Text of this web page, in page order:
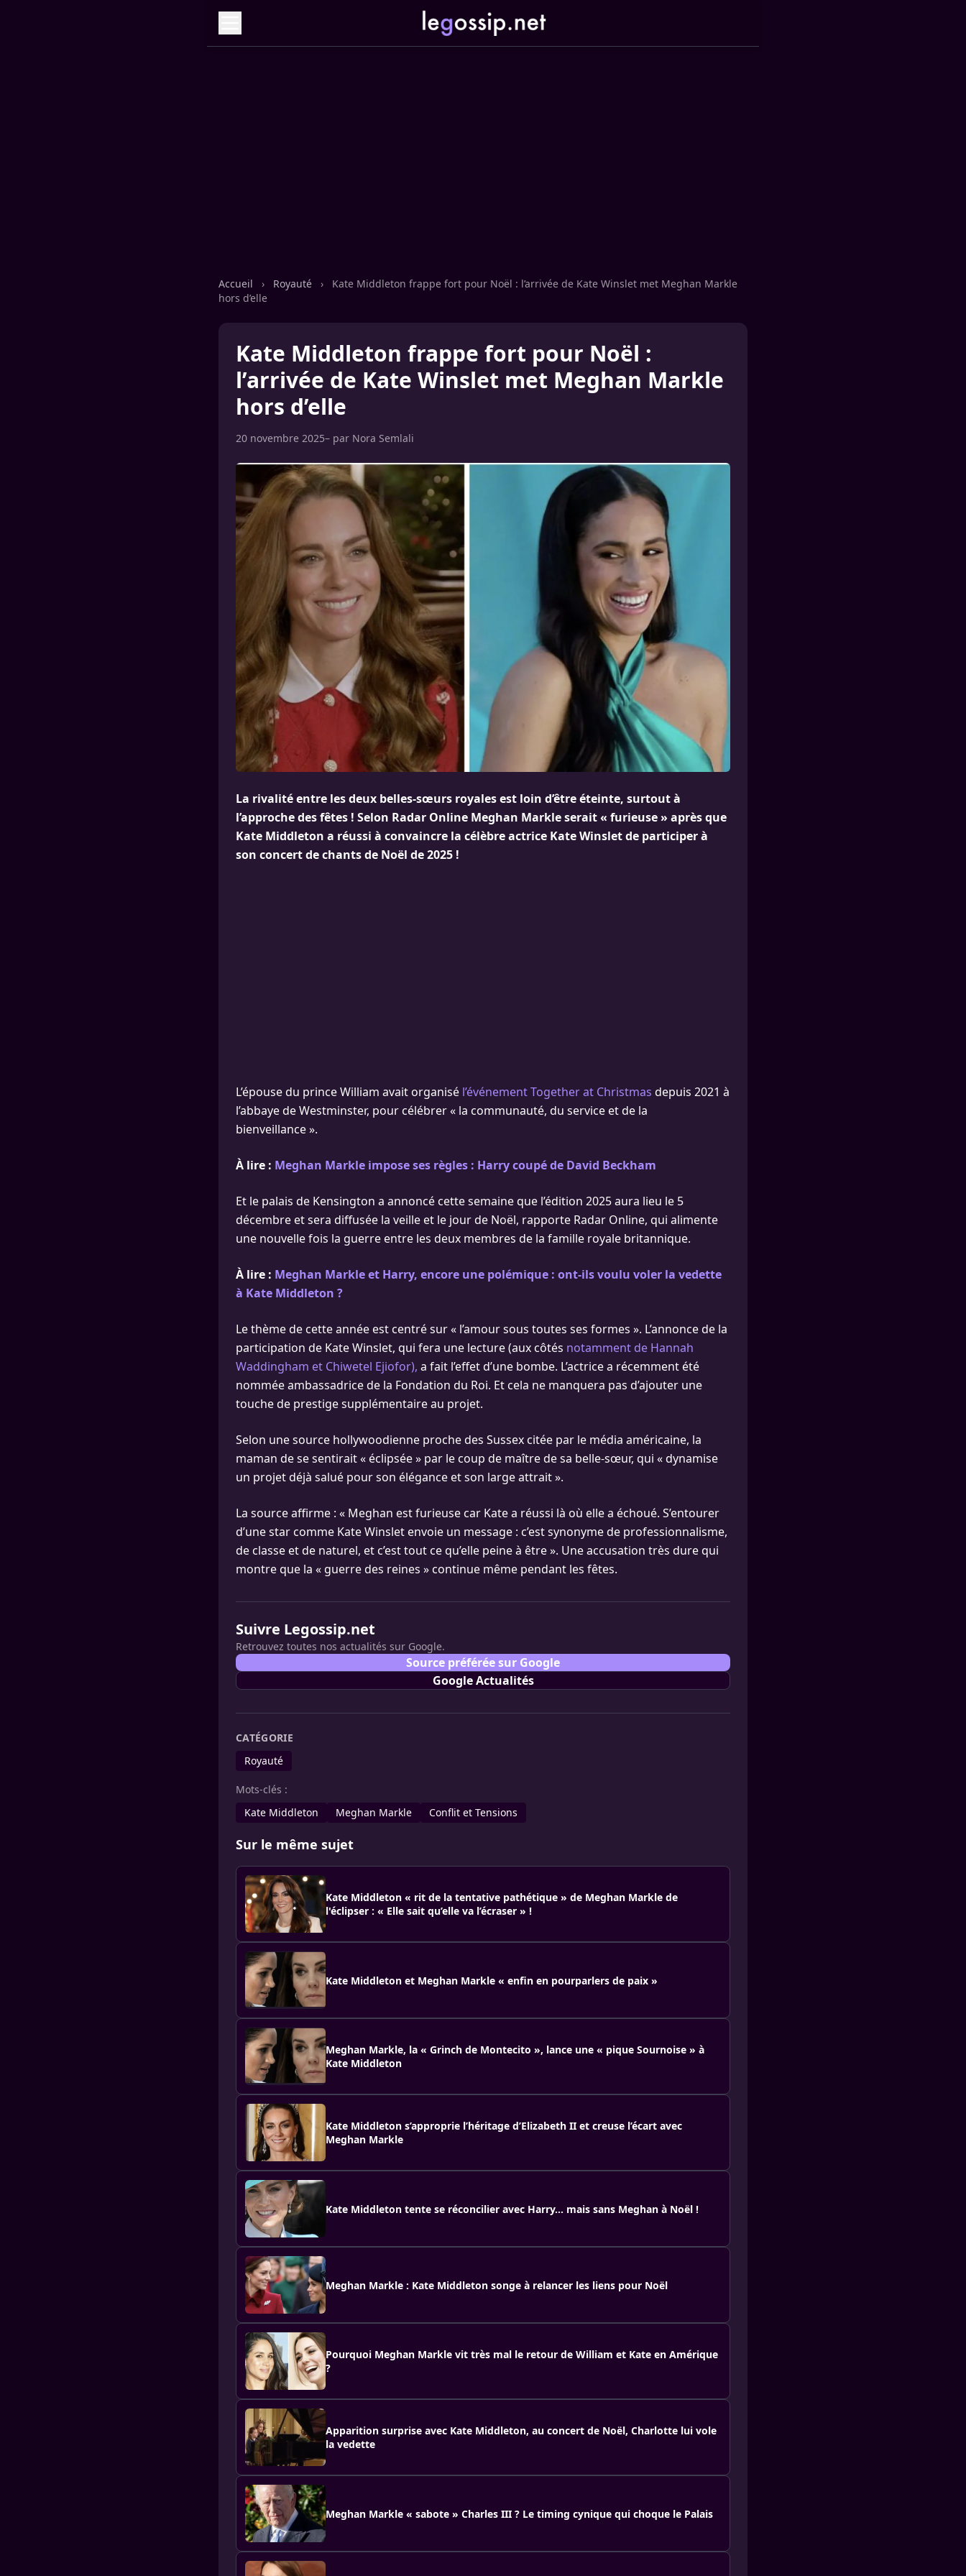
Accueil › Royauté ›
Kate Middleton frappe fort pour Noël : l’arrivée de Kate Winslet met Meghan Markle
hors d’elle
Kate Middleton frappe fort pour Noël :
l’arrivée de Kate Winslet met Meghan Markle
hors d’elle
20 novembre 2025– par Nora Semlali
La rivalité entre les deux belles-sœurs royales est loin d’être éteinte, surtout à
l’approche des fêtes ! Selon Radar Online Meghan Markle serait « furieuse » après que
Kate Middleton a réussi à convaincre la célèbre actrice Kate Winslet de participer à
son concert de chants de Noël de 2025 !
L’épouse du prince William avait organisé l’événement Together at Christmas depuis 2021 à
l’abbaye de Westminster, pour célébrer « la communauté, du service et de la
bienveillance ».
À lire : Meghan Markle impose ses règles : Harry coupé de David Beckham
Et le palais de Kensington a annoncé cette semaine que l’édition 2025 aura lieu le 5
décembre et sera diffusée la veille et le jour de Noël, rapporte Radar Online, qui alimente
une nouvelle fois la guerre entre les deux membres de la famille royale britannique.
À lire : Meghan Markle et Harry, encore une polémique : ont-ils voulu voler la vedette
à Kate Middleton ?
Le thème de cette année est centré sur « l’amour sous toutes ses formes ». L’annonce de la
participation de Kate Winslet, qui fera une lecture (aux côtés notamment de Hannah
Waddingham et Chiwetel Ejiofor), a fait l’effet d’une bombe. L’actrice a récemment été
nommée ambassadrice de la Fondation du Roi. Et cela ne manquera pas d’ajouter une
touche de prestige supplémentaire au projet.
Selon une source hollywoodienne proche des Sussex citée par le média américaine, la
maman de se sentirait « éclipsée » par le coup de maître de sa belle-sœur, qui « dynamise
un projet déjà salué pour son élégance et son large attrait ».
La source affirme : « Meghan est furieuse car Kate a réussi là où elle a échoué. S’entourer
d’une star comme Kate Winslet envoie un message : c’est synonyme de professionnalisme,
de classe et de naturel, et c’est tout ce qu’elle peine à être ». Une accusation très dure qui
montre que la « guerre des reines » continue même pendant les fêtes.
Suivre Legossip.net
Retrouvez toutes nos actualités sur Google.
Source préférée sur Google
Google Actualités
CATÉGORIE
Royauté
Mots-clés :
Kate Middleton
Meghan Markle Conflit et Tensions
Sur le même sujet
Kate Middleton « rit de la tentative pathétique » de Meghan Markle de
l'éclipser : « Elle sait qu’elle va l’écraser » !
Kate Middleton et Meghan Markle « enfin en pourparlers de paix »
Meghan Markle, la « Grinch de Montecito », lance une « pique Sournoise » à
Kate Middleton
Kate Middleton s’approprie l’héritage d’Elizabeth II et creuse l’écart avec
Meghan Markle
Kate Middleton tente se réconcilier avec Harry… mais sans Meghan à Noël !
Meghan Markle : Kate Middleton songe à relancer les liens pour Noël
Pourquoi Meghan Markle vit très mal le retour de William et Kate en Amérique
?
Apparition surprise avec Kate Middleton, au concert de Noël, Charlotte lui vole
la vedette
Meghan Markle « sabote » Charles III ? Le timing cynique qui choque le Palais